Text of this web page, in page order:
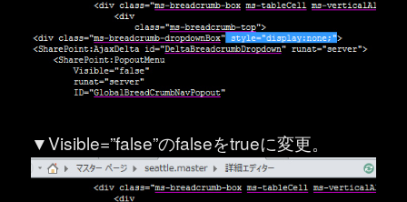
▼Visible=”false”のfalseをtrueに変更。